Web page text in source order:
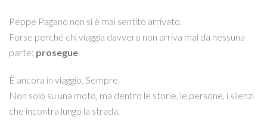
Peppe Pagano non si è mai sentito arrivato.
Forse perché chi viaggia davvero non arriva mai da nessuna
parte: prosegue.
È ancora in viaggio. Sempre.
Non solo su una moto, ma dentro le storie, le persone, i silenzi
che incontra lungo la strada.